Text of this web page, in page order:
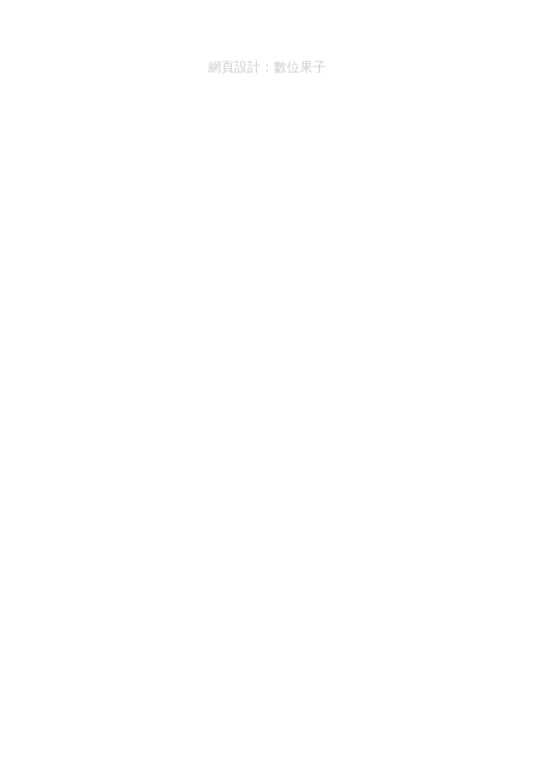
網頁設計： 數位果子